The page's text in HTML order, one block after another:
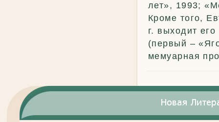
лет», 1993;
Кроме того,
г. выходит
(первый –
мемуарная